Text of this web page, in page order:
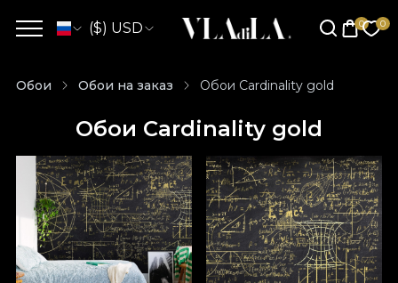
($) USD
Обои Обои на заказ Обои Cardinality gold
Обои Cardinality gold